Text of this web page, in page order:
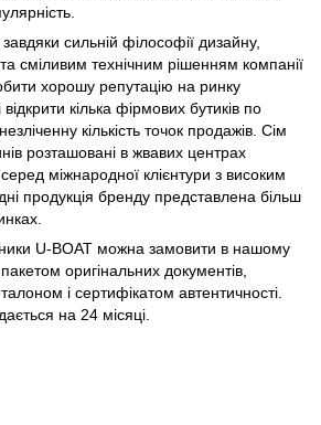
завдяки сильній філософії дизайну,
сміливим технічним рішенням компанії
хорошу репутацію на ринку
кілька фірмових бутиків по
кількість точок продажів. Сім
розташовані в жвавих центрах
міжнародної клієнтури з високим
продукція бренду представлена більш
U-BOAT можна замовити в нашому
оригінальних документів,
і сертифікатом автентичності.
на 24 місяці.